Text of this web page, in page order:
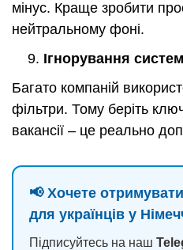
мінус. Краще зробити
нейтральному фоні.
Ігнорування
Багато компаній
фільтри. Тому беріть
вакансії – це реально
📢 Хочете
для українців у
Підписуйтесь на наш